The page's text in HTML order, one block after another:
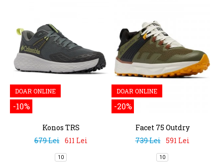
DOAR ONLINE
-10%
Konos TRS
679 Lei 611 Lei
10
DOAR ONLINE
-20%
Facet 75 Outdry
739 Lei 591 Lei
10